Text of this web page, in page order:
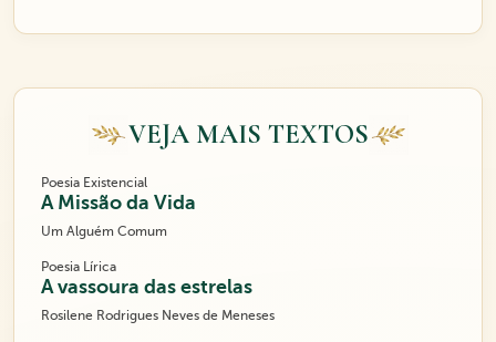
VEJA MAIS TEXTOS
Poesia Existencial
A Missão da Vida
Um Alguém Comum
Poesia Lírica
A vassoura das estrelas
Rosilene Rodrigues Neves de Meneses